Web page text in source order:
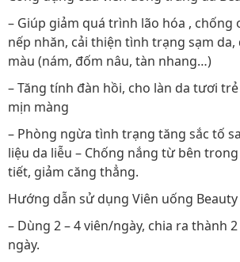
– Giúp giảm quá trình lão hóa , chống
nếp nhăn, cải thiện tình trạng sạm da,
màu (nám, đốm nâu, tàn nhang…)
– Tăng tính đàn hồi, cho làn da tươi
mịn màng
– Phòng ngừa tình trạng tăng sắc tố
liệu da liễu – Chống nắng từ bên
tiết, giảm căng thẳng.
Hướng dẫn sử dụng Viên uống Beauty
– Dùng 2 – 4 viên/ngày, chia ra thành
ngày.